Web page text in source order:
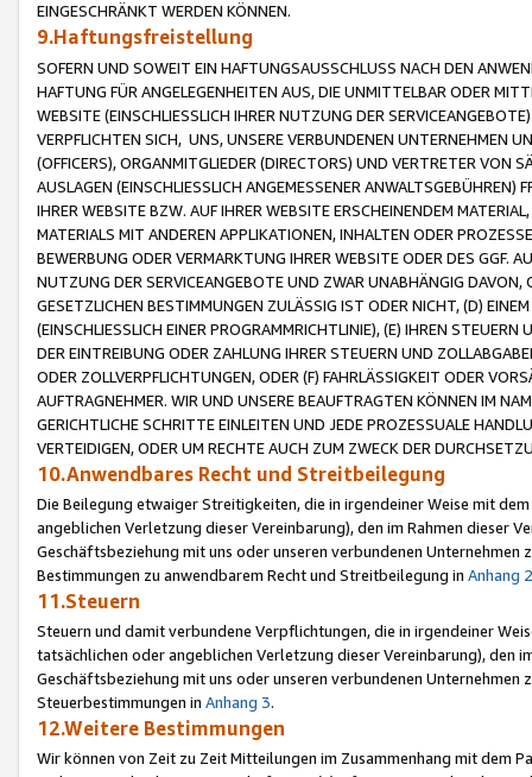
EINGESCHRÄNKT WERDEN KÖNNEN.
9.Haftungsfreistellung
SOFERN UND SOWEIT EIN HAFTUNGSAUSSCHLUSS NACH DEN
HAFTUNG FÜR ANGELEGENHEITEN AUS, DIE UNMITTELBAR ODER
WEBSITE (EINSCHLIESSLICH IHRER NUTZUNG DER
VERPFLICHTEN SICH, UNS, UNSERE VERBUNDENEN UNTERNEHMEN
(OFFICERS), ORGANMITGLIEDER (DIRECTORS) UND VERTRETER VON
AUSLAGEN (EINSCHLIESSLICH ANGEMESSENER
IHRER WEBSITE BZW. AUF IHRER WEBSITE ERSCHEINENDEM
MATERIALS MIT ANDEREN APPLIKATIONEN, INHALTEN ODER
BEWERBUNG ODER VERMARKTUNG IHRER WEBSITE ODER DES GGF.
NUTZUNG DER SERVICEANGEBOTE UND ZWAR UNABHÄNGIG
GESETZLICHEN BESTIMMUNGEN ZULÄSSIG IST ODER NICHT, (D)
(EINSCHLIESSLICH EINER PROGRAMMRICHTLINIE), (E) IHREN
DER EINTREIBUNG ODER ZAHLUNG IHRER STEUERN UND
ODER ZOLLVERPFLICHTUNGEN, ODER (F) FAHRLÄSSIGKEIT ODER
AUFTRAGNEHMER. WIR UND UNSERE BEAUFTRAGTEN KÖNNEN IM
GERICHTLICHE SCHRITTE EINLEITEN UND JEDE PROZESSUALE
VERTEIDIGEN, ODER UM RECHTE AUCH ZUM ZWECK DER
10.Anwendbares Recht und Streitbeilegung
Die Beilegung etwaiger Streitigkeiten, die in irgendeiner Weise mit
angeblichen Verletzung dieser Vereinbarung), den im Rahmen dieser
Geschäftsbeziehung mit uns oder unseren verbundenen
Bestimmungen zu anwendbarem Recht und Streitbeilegung in Anhang 2
11.Steuern
Steuern und damit verbundene Verpflichtungen, die in irgendeiner
tatsächlichen oder angeblichen Verletzung dieser Vereinbarung), den
Geschäftsbeziehung mit uns oder unseren verbundenen
Steuerbestimmungen in Anhang 3.
12.Weitere Bestimmungen
Wir können von Zeit zu Zeit Mitteilungen im Zusammenhang mit dem